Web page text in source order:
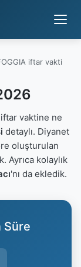
iftar vakti
iftar vaktine ne
detaylı. Diyanet
oluşturulan
Ayrıca kolaylık
'nı da ekledik.
Süre